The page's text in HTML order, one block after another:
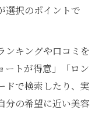
選択のポイントで
ンキングや口コミを
ートが得意」「ロン
ドで検索したり、実
分の希望に近い美容